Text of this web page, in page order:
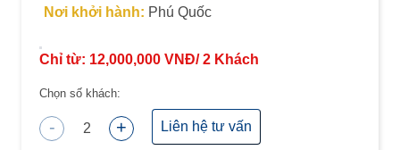
Nơi khởi hành: Phú Quốc
Chỉ từ: 12,000,000 VNĐ/2 Khách
Chọn số khách:
- 2 + Liên hệ tư vấn